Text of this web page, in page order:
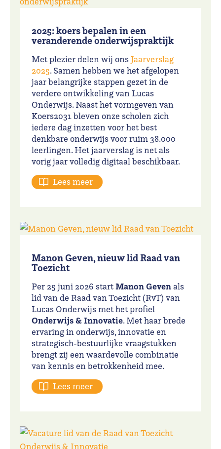
2025: koers bepalen in een
veranderende onderwijspraktijk
Met plezier delen wij ons Jaarverslag
2025. Samen hebben we het afgelopen
jaar belangrijke stappen gezet in de
verdere ontwikkeling van Lucas
Onderwijs. Naast het vormgeven van
Koers2031 bleven onze scholen zich
iedere dag inzetten voor het best
denkbare onderwijs voor ruim 38.000
leerlingen. Het jaarverslag is net als
vorig jaar volledig digitaal beschikbaar.
Lees meer
Manon Geven, nieuw lid Raad van
Toezicht
Per 25 juni 2026 startManon Gevenals
lid van de Raad van Toezicht (RvT) van
Lucas Onderwijs met het profiel
Onderwijs & Innovatie. Met haar brede
ervaring in onderwijs, innovatie en
strategisch-bestuurlijke vraagstukken
brengt zij een waardevolle combinatie
van kennis en betrokkenheid mee.
Lees meer